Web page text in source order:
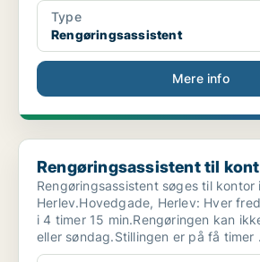
Type
Rengøringsassistent
Mere info
Rengøringsassistent til kontor i Herlev
Rengøringsassistent til
Rengøringsassistent søges til kontor i
Herlev.Hovedgade, Herlev: Hver
i 4 timer 15 min.Rengøringen kan
eller søndag.Stillingen er på få timer .